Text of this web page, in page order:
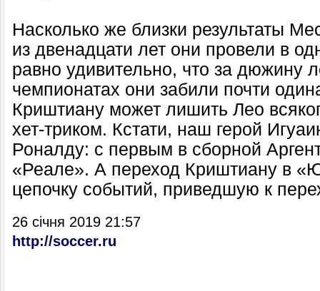
Насколько же близки результаты
из двенадцати лет они провели в
равно удивительно, что за дюжину
чемпионатах они забили почти
Криштиану может лишить Лео
хет-триком. Кстати, наш герой
Роналду: с первым в сборной
«Реале». А переход Криштиану в
цепочку событий, приведшую к
26 січня 2019 21:57
http://soccer.ru